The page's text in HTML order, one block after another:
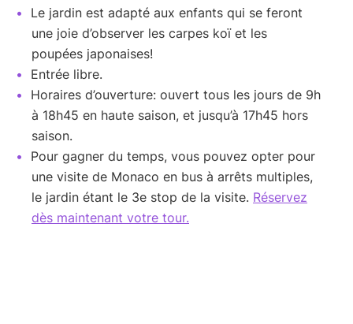
Le jardin est adapté aux enfants qui se feront
une joie d’observer les carpes koï et les
poupées japonaises!
Entrée libre.
Horaires d’ouverture: ouvert tous les jours de 9h
à 18h45 en haute saison, et jusqu’à 17h45 hors
saison.
Pour gagner du temps, vous pouvez opter pour
une visite de Monaco en bus à arrêts multiples,
le jardin étant le 3e stop de la visite. Réservez
dès maintenant votre tour.